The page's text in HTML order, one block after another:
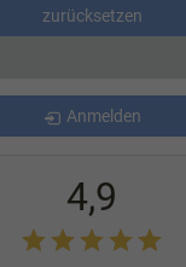
zurücksetzen
Anmelden
4,9